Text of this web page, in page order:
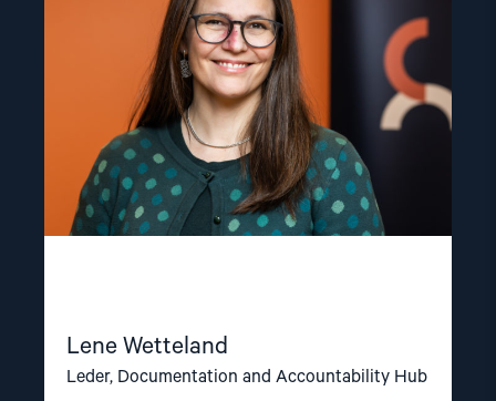
Lene Wetteland
Leder, Documentation and Accountability Hub